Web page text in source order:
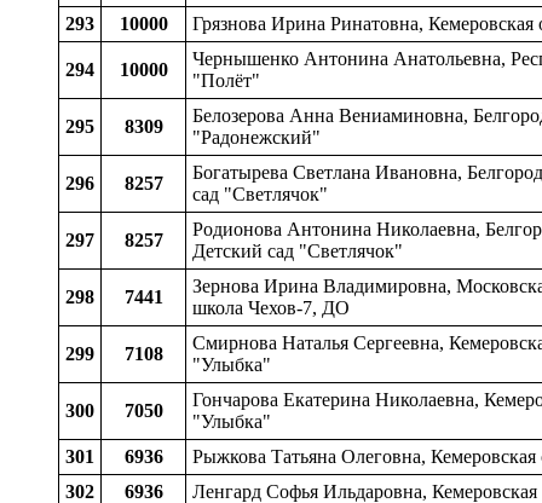
293
10000 Грязнова Ирина Ринатовна,
294 10000
Чернышенко Антонина Анатольевна,
"Полёт"
295 8309
Белозерова Анна Вениаминовна,
"Радонежский"
296 8257
Богатырева Светлана Ивановна,
сад "Светлячок"
297 8257
Родионова Антонина Николаевна,
Детский сад "Светлячок"
298 7441
Зернова Ирина Владимировна,
школа Чехов-7, ДО
299 7108
Смирнова Наталья Сергеевна,
"Улыбка"
300 7050
Гончарова Екатерина Николаевна,
"Улыбка"
301
6936
Рыжкова Татьяна Олеговна,
302
6936 Ленгард Софья Ильдаровна,